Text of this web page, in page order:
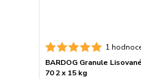
1
BARDOG Granule
70 2 x 15 kg